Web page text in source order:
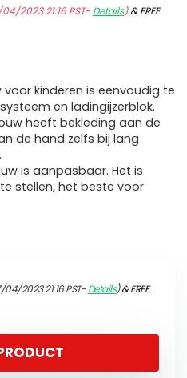
2023 21:16 PST- Details)&FREE
kinderen is eenvoudig te
en ladingijzerblok.
heeft bekleding aan de
de hand zelfs bij lang
is aanpasbaar. Het is
stellen, het beste voor
2023 21:16 PST-Details)&FREE